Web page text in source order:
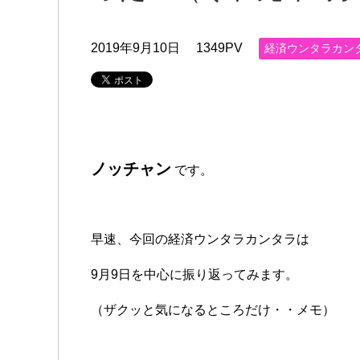
2019年9月10日 1349PV 経済ウンタラカン
ノッチャン です。
早速、今回の経済ウンタラカンタラは
9月9日を中心に振り返ってみます。
（ザクッと気になるところだけ・・メモ）